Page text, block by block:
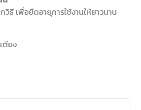
วิธี เพื่อยืดอายุการใช้งานให้ยาวนาน
ตียง